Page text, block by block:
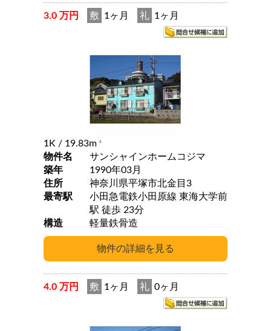
3.0 万円 敷 1ヶ月 礼 1ヶ月
1K / 19.83m 2
物件名
サンシャインホームコジマ
築年
1990年03月
住所
神奈川県平塚市北金目3
最寄駅
小田急電鉄小田原線 東海大学前
駅 徒歩 23分
構造
軽量鉄骨造
4.0 万円 敷 1ヶ月 礼 0ヶ月